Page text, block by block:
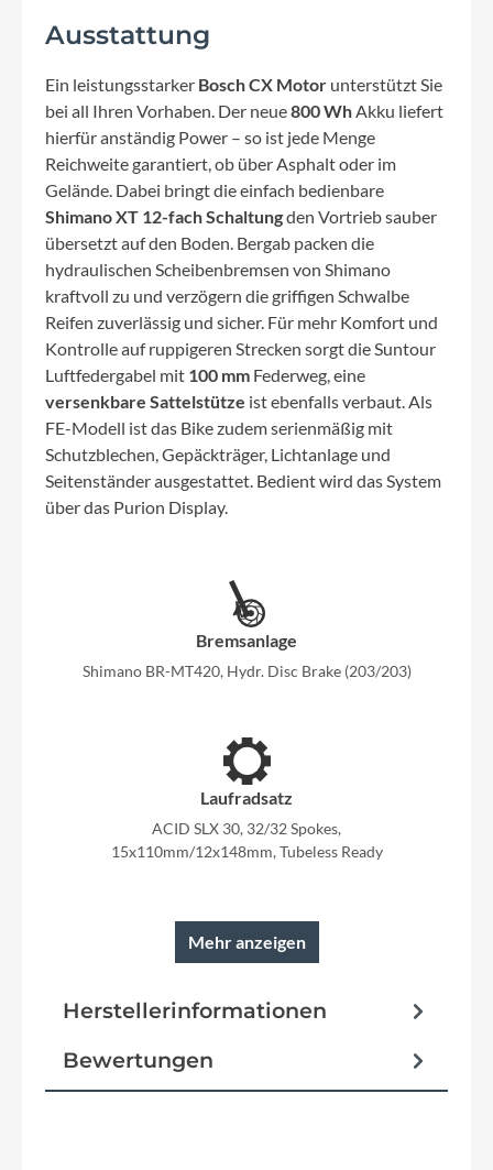
Ausstattung
Ein leistungsstarker Bosch CX Motor unterstützt Sie
bei all Ihren Vorhaben. Der neue800 WhAkku liefert
hierfür anständig Power – so ist jede Menge
Reichweite garantiert, ob über Asphalt oder im
Gelände. Dabei bringt die einfach bedienbare
Shimano XT 12-fach Schaltungden Vortrieb sauber
übersetzt auf den Boden. Bergab packen die
hydraulischen Scheibenbremsen von Shimano
kraftvoll zu und verzögern die griffigen Schwalbe
Reifen zuverlässig und sicher. Für mehr Komfort und
Kontrolle auf ruppigeren Strecken sorgt die Suntour
Luftfedergabel mit 100 mm Federweg, eine
versenkbare Sattelstütze ist ebenfalls verbaut. Als
FE-Modell ist das Bike zudem serienmäßig mit
Schutzblechen, Gepäckträger, Lichtanlage und
Seitenständer ausgestattet. Bedient wird das System
über das Purion Display.
Bremsanlage
Shimano BR-MT420, Hydr. Disc Brake (203/203)
Laufradsatz
ACID SLX 30, 32/32 Spokes,
15x110mm/12x148mm, Tubeless Ready
Aluminium Superlite, Gravity Casting
Suspension Integrated Battery, Advanced Internal
Cable Routing, 1.5 Headtube,
Mehr anzeigen
Herstellerinformationen
Bewertungen